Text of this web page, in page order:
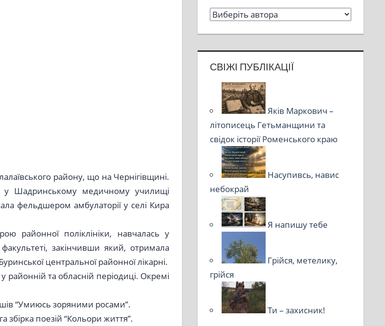
району, що на Чернігівщині.
у Шадринському медичному училищі
фельдшером амбулаторії у селі Кира
районної поліклініки, навчалась у
закінчивши який, отримала
центральної районної лікарні.
районній та обласній періодиці. Окремі
“Умиюсь зоряними росами”.
збірка поезій “Кольори життя”.
СВІЖІ ПУБЛІКАЦІЇ
Яків Маркович –
літописець Гетьманщини та
свідок історії Роменського краю
Насупивсь, навис
небокрай
Я напишу тебе
Грійся, метелику,
грійся
Ти – захисник!